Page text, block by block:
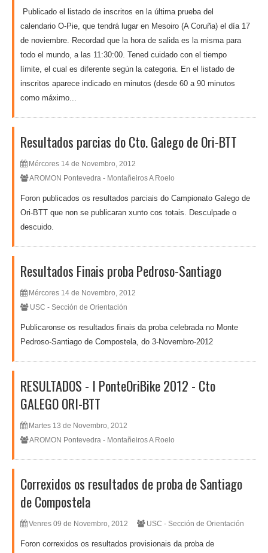
Publicado el listado de inscritos en la última prueba del
calendario O-Pie, que tendrá lugar en Mesoiro (A Coruña) el día 17
de noviembre. Recordad que la hora de salida es la misma para
todo el mundo, a las 11:30:00. Tened cuidado con el tiempo
límite, el cual es diferente según la categoria. En el listado de
inscritos aparece indicado en minutos (desde 60 a 90 minutos
como máximo...
Resultados parcias do Cto. Galego de Ori-BTT
Mércores 14 de Novembro, 2012
AROMON Pontevedra - Montañeiros A Roelo
Foron publicados os resultados parciais do Campionato Galego de
Ori-BTT que non se publicaran xunto cos totais. Desculpade o
descuido.
Resultados Finais proba Pedroso-Santiago
Mércores 14 de Novembro, 2012
USC - Sección de Orientación
Publicaronse os resultados finais da proba celebrada no Monte
Pedroso-Santiago de Compostela, do 3-Novembro-2012
RESULTADOS - I PonteOriBike 2012 - Cto
GALEGO ORI-BTT
Martes 13 de Novembro, 2012
AROMON Pontevedra - Montañeiros A Roelo
Correxidos os resultados de proba de Santiago
de Compostela
Venres 09 de Novembro, 2012 USC - Sección de Orientación
Foron correxidos os resultados provisionais da proba de